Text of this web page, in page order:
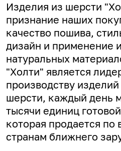
Изделия из шерсти
признание наших
качество пошива,
дизайн и применение
натуральных
"Холти" является
производству
шерсти, каждый день
тысячи единиц
которая продается по
странам ближнего